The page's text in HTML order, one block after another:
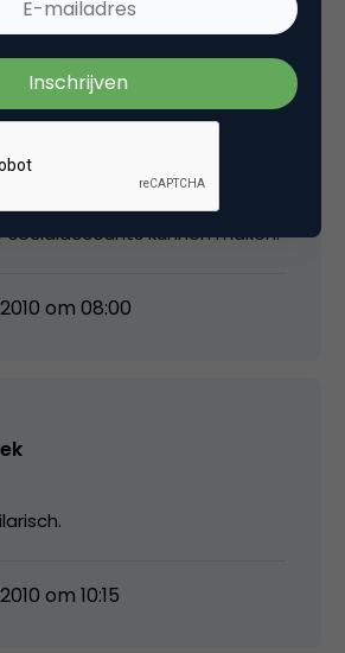
Fasseur
bij de woorden *twitters* en
socialaccounts kunnen maken.
om 08:00
om 10:15